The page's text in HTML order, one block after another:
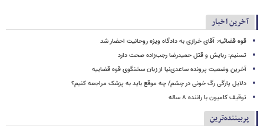
آخرین اخبار
قوه قضائیه: آقای خرازی به دادگاه ویژه روحانیت احضار شد
تسنیم: ربایش و قتل حمیدرضا رجب‌زاده صحت دارد
آخرین وضعیت پرونده ساعدی‌نیا از زبان سخنگوی قوه قضاییه
دلایل پارگی رگ خونی در چشم/ چه موقع باید به پزشک مراجعه کنیم؟
توقیف کامیون با راننده ۸ ساله
پربیننده‌ترین